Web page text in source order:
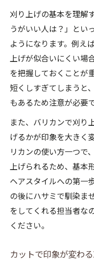
清潔感ある
面接で好印
カット時に注
校則も考慮し
サイド刈り上げ高
カットで魅
メンズ髪型
法
カットとトッ
刈り上げ高
サイド刈り上
学校規則に配慮
学校規則に対
刈り上げの基本を理解
うがいい人は？」とい
ようになります。例え
上げが似合いにくい場
を把握しておくことが
短くしすぎてしまうと
もあるため注意が必要で
また、バリカンで刈り
げるかが印象を大きく
リカンの使い方一つで
上げられるため、基本
ヘアスタイルへの第一
の後にハサミで馴染ま
をしてくれる担当者な
ください。
カットで印象が変わ